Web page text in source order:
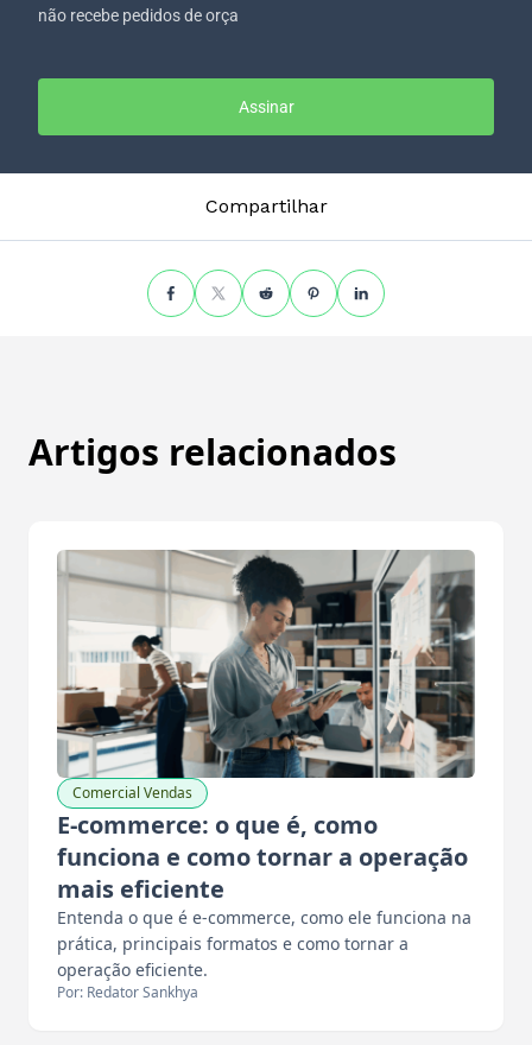
não recebe pedidos de orça
Assinar
Compartilhar
Artigos relacionados
Comercial Vendas
E-commerce: o que é, como
funciona e como tornar a operação
mais eficiente
Entenda o que é e-commerce, como ele funciona na
prática, principais formatos e como tornar a
operação eficiente.
Por: Redator Sankhya